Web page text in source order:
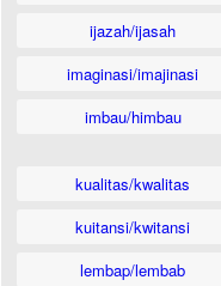
ijazah/ijasah
imaginasi/imajinasi
imbau/himbau
kualitas/kwalitas
kuitansi/kwitansi
lembap/lembab